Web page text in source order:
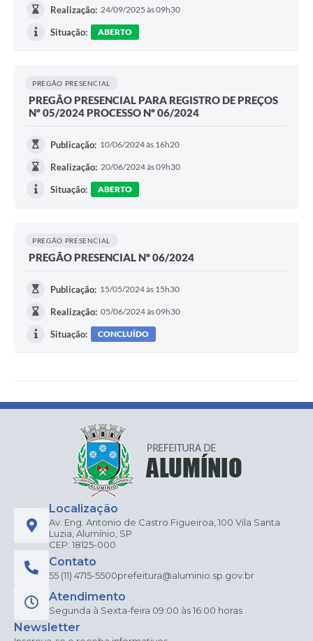
Realização: 24/09/2025 às 09h30
Situação: ABERTO
PREGÃO PRESENCIAL
PREGÃO PRESENCIAL PARA REGISTRO DE PREÇOS
Nº 05/2024 PROCESSO Nº 06/2024
Publicação: 10/06/2024 às 16h20
Realização: 20/06/2024 às 09h30
Situação: ABERTO
PREGÃO PRESENCIAL
PREGÃO PRESENCIAL Nº 06/2024
Publicação: 15/05/2024 às 15h30
Realização: 05/06/2024 às 09h30
Situação: CONCLUÍDO
Localização
Av. Eng. Antonio de Castro Figueiroa, 100 Vila Santa
Luzia, Alumínio, SP
CEP: 18125-000
Contato
55 (11) 4715-5500prefeitura@aluminio.sp.gov.br
Atendimento
Segunda à Sexta-feira 09:00 às 16:00 horas
Newsletter